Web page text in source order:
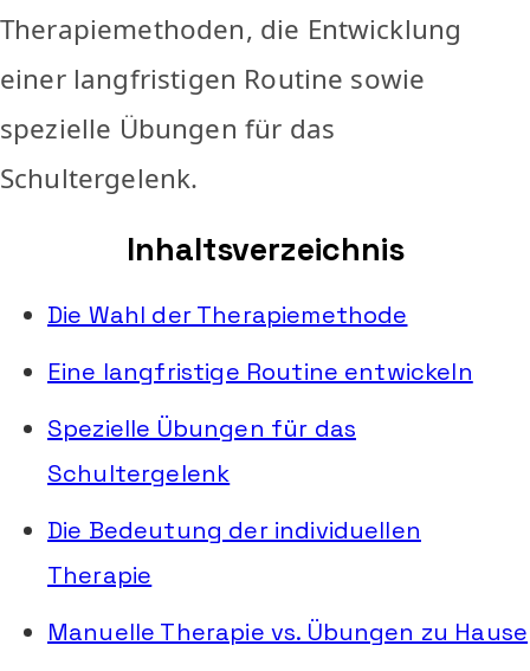
Therapiemethoden, die Entwicklung
einer langfristigen Routine sowie
spezielle Übungen für das
Schultergelenk.
Inhaltsverzeichnis
Die Wahl der Therapiemethode
Eine langfristige Routine entwickeln
Spezielle Übungen für das
Schultergelenk
Die Bedeutung der individuellen
Therapie
Manuelle Therapie vs. Übungen zu Hause